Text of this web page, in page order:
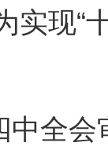
“十
全会